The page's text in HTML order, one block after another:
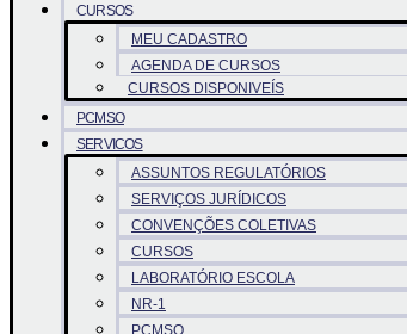
CURSOS
MEU CADASTRO
AGENDA DE CURSOS
CURSOS DISPONIVEÍS
PCMSO
SERVICOS
ASSUNTOS REGULATÓRIOS
SERVIÇOS JURÍDICOS
CONVENÇÕES COLETIVAS
CURSOS
LABORATÓRIO ESCOLA
NR-1
PCMSO